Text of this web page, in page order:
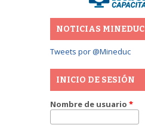
NOTICIAS MINEDUC
Tweets por @Mineduc
INICIO DE SESIÓN
Nombre de usuario *